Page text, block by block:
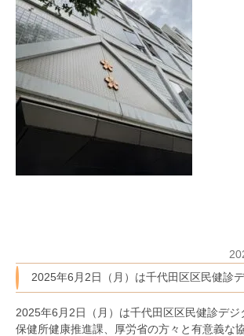
2025年6月2日（月）は千代田区区民健診
2025年6月2日（月）は千代田区区民健診デジ
保健所健康推進課、厚労省の方々と有意義な